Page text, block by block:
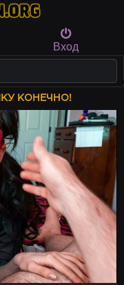
Вход
КОНЕЧНО!